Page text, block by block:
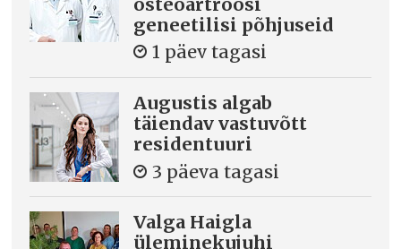
geneetilisi põhjuseid
1 päev tagasi
Augustis algab
täiendav vastuvõtt
residentuuri
3 päeva tagasi
Valga Haigla
üleminekujuhi